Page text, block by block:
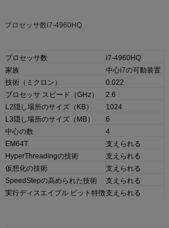
プロセッサ数i7-4960HQ
プロセッサ数
i7-4960HQ
家族
中心i7の可動装置
技術（ミクロン）
0.022
プロセッサ スピード（GHz）
2.6
L2隠し場所のサイズ（KB）
1024
L3隠し場所のサイズ（MB）
6
中心の数
4
EM64T
支えられる
HyperThreadingの技術
支えられる
仮想化の技術
支えられる
SpeedStepの高められた技術
支えられる
実行ディスエイブル ビット特徴支えられる